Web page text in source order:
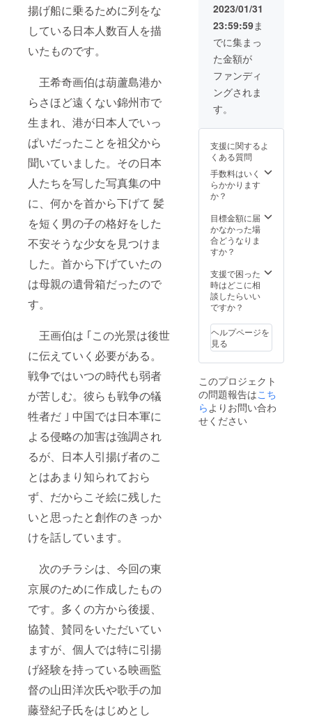
揚げ船に乗るために列をな
している日本人数百人を描
いたものです。
王希奇画伯は葫蘆島港か
らさほど遠くない錦州市で
生まれ、港が日本人でいっ
ぱいだったことを祖父から
聞いていました。その日本
人たちを写した写真集の中
に、何かを首から下げて 髪
を短く男の子の格好をした
不安そうな少女を見つけま
した。首から下げていたの
は母親の遺骨箱だったので
す。
王画伯は ｢この光景は後世
に伝えていく必要がある。
戦争ではいつの時代も弱者
が苦しむ。彼らも戦争の犠
牲者だ ｣ 中国では日本軍に
よる侵略の加害は強調され
るが、日本人引揚げ者のこ
とはあまり知られておら
ず、だからこそ絵に残した
いと思ったと創作のきっか
けを話しています。
次のチラシは、今回の東
京展のために作成したもの
です。多くの方から後援、
協賛、賛同をいただいてい
ますが、個人では特に引揚
げ経験を持っている映画監
督の山田洋次氏や歌手の加
藤登紀子氏をはじめとし
2023/01/31
23:59:59ま
でに集まっ
た金額が
ファンディ
ングされま
す。
支援に関するよ
くある質問
手数料はいく
らかかります
か？
目標金額に届
かなかった場
合どうなりま
すか？
支援で困った
時はどこに相
談したらいい
ですか？
ヘルプページを
見る
このプロジェクト
の問題報告はこち
らよりお問い合わ
せください